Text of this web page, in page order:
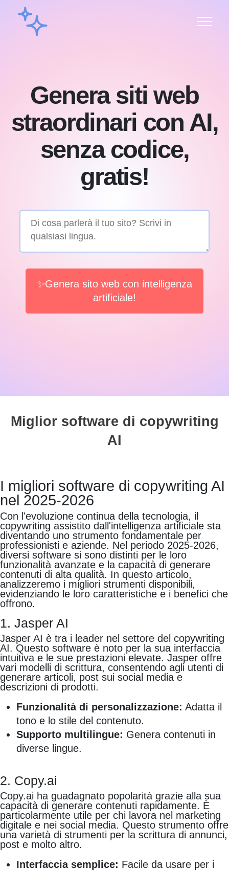
Genera siti web
straordinari con AI,
senza codice,
gratis!
✨Genera sito web con intelligenza
artificiale!
Miglior software di copywriting
AI
I migliori software di copywriting AI
nel 2025-2026
Con l'evoluzione continua della tecnologia, il
copywriting assistito dall'intelligenza artificiale sta
diventando uno strumento fondamentale per
professionisti e aziende. Nel periodo 2025-2026,
diversi software si sono distinti per le loro
funzionalità avanzate e la capacità di generare
contenuti di alta qualità. In questo articolo,
analizzeremo i migliori strumenti disponibili,
evidenziando le loro caratteristiche e i benefici che
offrono.
1. Jasper AI
Jasper AI è tra i leader nel settore del copywriting
AI. Questo software è noto per la sua interfaccia
intuitiva e le sue prestazioni elevate. Jasper offre
vari modelli di scrittura, consentendo agli utenti di
generare articoli, post sui social media e
descrizioni di prodotti.
Funzionalità di personalizzazione: Adatta il
tono e lo stile del contenuto.
Supporto multilingue: Genera contenuti in
diverse lingue.
2. Copy.ai
Copy.ai ha guadagnato popolarità grazie alla sua
capacità di generare contenuti rapidamente. È
particolarmente utile per chi lavora nel marketing
digitale e nei social media. Questo strumento offre
una varietà di strumenti per la scrittura di annunci,
post e molto altro.
Interfaccia semplice: Facile da usare per i